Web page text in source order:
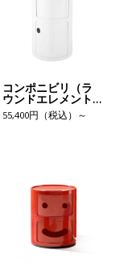
コンポニビリ（ラ
ウンドエレメント
H2）
55,400円（税込）～